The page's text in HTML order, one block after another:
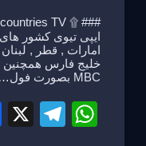
امارات , قطر ,
خلیج فارس همچنین
MBC بصورت فول…
W
T